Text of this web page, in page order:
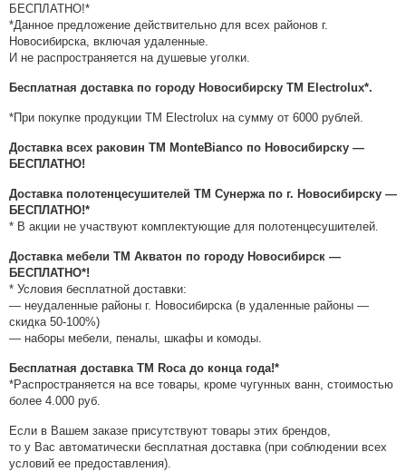
БЕСПЛАТНО!*
*Данное предложение действительно для всех районов г.
Новосибирска, включая удаленные.
И не распространяется на душевые уголки.
Бесплатная доставка по городу Новосибирску ТМ Electrolux*.
*При покупке продукции ТМ Electrolux на сумму от 6000 рублей.
Доставка всех раковин ТМ MonteBianco по Новосибирску —
БЕСПЛАТНО!
Доставка полотенцесушителей ТМ Сунержа по г. Новосибирску —
БЕСПЛАТНО!*
* В акции не участвуют комплектующие для полотенцесушителей.
Доставка мебели ТМ Акватон по городу Новосибирск —
БЕСПЛАТНО*!
* Условия бесплатной доставки:
— неудаленные районы г. Новосибирска (в удаленные районы —
скидка 50-100%)
— наборы мебели, пеналы, шкафы и комоды.
Бесплатная доставка ТМ Roca до конца года!*
*Распространяется на все товары, кроме чугунных ванн, стоимостью
более 4.000 руб.
Если в Вашем заказе присутствуют товары этих брендов,
то у Вас автоматически бесплатная доставка (при соблюдении всех
условий ее предоставления).